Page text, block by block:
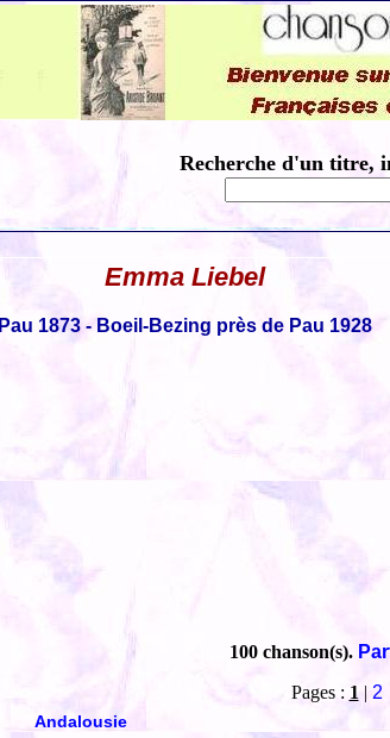
Recherche d'un titre,
Emma Liebel
Pau 1873 - Boeil-Bezing près de Pau 1928
100 chanson(s).
Pages : 1 | 2
Andalousie